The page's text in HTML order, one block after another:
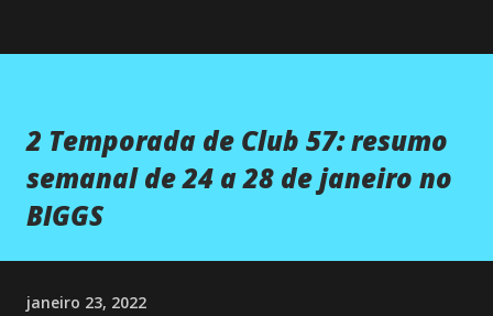
2 Temporada de Club 57: resumo
semanal de 24 a 28 de janeiro no
BIGGS
janeiro 23, 2022